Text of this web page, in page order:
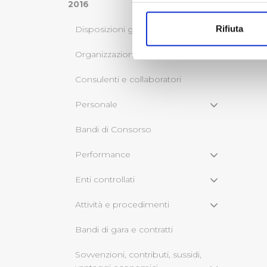
Identificare il tuo
digitali).
modificare o ritirare il tuo
Utilizziamo dei cookie
pubblicità e social media,
Cliccando su
desiderati e le terze parti
Rifiuta
2016
Disposizioni generali
Organizzazione
Consulenti e collaboratori
Personale
Bandi di Consorso
Performance
Enti controllati
Attività e procedimenti
Bandi di gara e contratti
Sovvenzioni, contributi, sussidi,